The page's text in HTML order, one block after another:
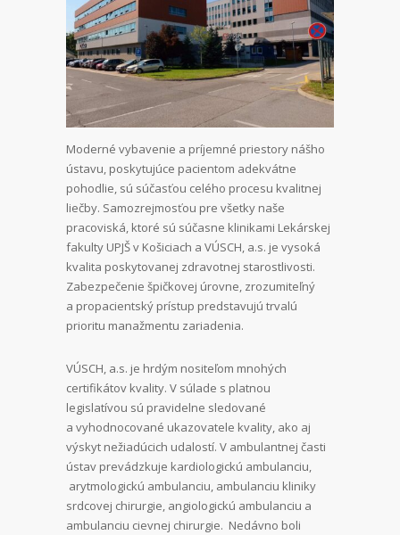
Moderné vybavenie a príjemné priestory nášho
ústavu, poskytujúce pacientom adekvátne
pohodlie, sú súčasťou celého procesu kvalitnej
liečby. Samozrejmosťou pre všetky naše
pracoviská, ktoré sú súčasne klinikami Lekárskej
fakulty UPJŠ v Košiciach a VÚSCH, a.s. je vysoká
kvalita poskytovanej zdravotnej starostlivosti.
Zabezpečenie špičkovej úrovne, zrozumiteľný
a propacientský prístup predstavujú trvalú
prioritu manažmentu zariadenia.
VÚSCH, a.s. je hrdým nositeľom mnohých
certifikátov kvality. V súlade s platnou
legislatívou sú pravidelne sledované
a vyhodnocované ukazovatele kvality, ako aj
výskyt nežiadúcich udalostí. V ambulantnej časti
ústav prevádzkuje kardiologickú ambulanciu,
arytmologickú ambulanciu, ambulanciu kliniky
srdcovej chirurgie, angiologickú ambulanciu a
ambulanciu cievnej chirurgie. Nedávno boli